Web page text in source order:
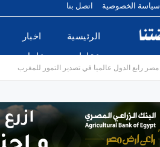
سياسة الخصوصية اتصل بنا
الرئيسية اخبار
عقارات عاجل
مصر رابع الدول عالميا في تصدير التمور للمغرب